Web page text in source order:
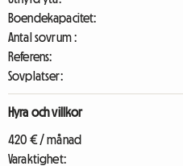
Boendekapacitet:
Antal sovrum :
Referens:
Sovplatser:
Hyra och villkor
420 € / månad
Varaktighet: